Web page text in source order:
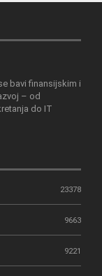
bavi finansijskim i
– od
do IT
23378
9663
9221